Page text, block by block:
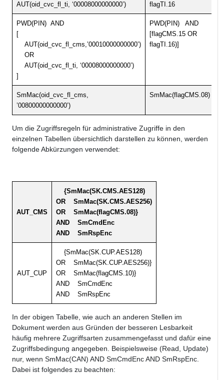
AUT(oid_cvc_fl_ti, ‘00008000000000’)
flagTI.16
PWD(PIN) AND
[
AUT(oid_cvc_fl_cms,’00010000000000’)
OR
AUT(oid_cvc_fl_ti, ‘00008000000000’)
]
PWD(PIN) AND
[flagCMS.15 OR
flagTI.16)]
SmMac(oid_cvc_fl_cms,
’00800000000000’)
SmMac(flagCMS.08)
Um die Zugriffsregeln für administrative Zugriffe in den
einzelnen Tabellen übersichtlich darstellen zu können, werden
folgende Abkürzungen verwendet:
AUT_CMS
{SmMac(SK.CMS.AES128)
OR SmMac(SK.CMS.AES256)
OR SmMac(flagCMS.08)}
AND SmCmdEnc
AND SmRspEnc
AUT_CUP
{SmMac(SK.CUP.AES128)
OR SmMac(SK.CUP.AES256)}
OR SmMac(flagCMS.10)}
AND SmCmdEnc
AND SmRspEnc
In der obigen Tabelle, wie auch an anderen Stellen im
Dokument werden aus Gründen der besseren Lesbarkeit
häufig mehrere Zugriffsarten zusammengefasst und dafür eine
Zugriffsbedingung angegeben. Beispielsweise (Read, Update)
nur, wenn SmMac(CAN) AND SmCmdEnc AND SmRspEnc.
Dabei ist folgendes zu beachten: